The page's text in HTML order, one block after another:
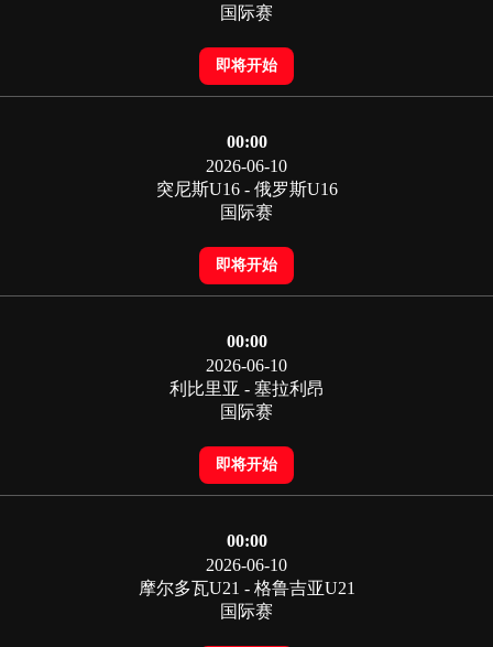
国际赛
即将开始
00:00
2026-06-10
突尼斯U16 - 俄罗斯U16
国际赛
即将开始
00:00
2026-06-10
利比里亚 - 塞拉利昂
国际赛
即将开始
00:00
2026-06-10
摩尔多瓦U21 - 格鲁吉亚U21
国际赛